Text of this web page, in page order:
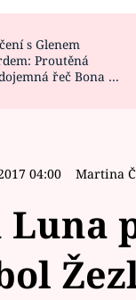
s Glenem
Proutěná
řeč Bona a
04:00 Martina
Luna